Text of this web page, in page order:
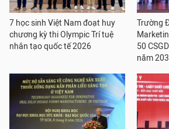
7 học sinh Việt Nam đoạt huy
chương kỳ thi Olympic Trí tuệ
nhân tạo quốc tế 2026
Trường
50
năm